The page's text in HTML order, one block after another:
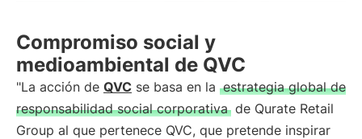
Compromiso social y
medioambiental de QVC
"La acción de QVC se basa en la estrategia global de
responsabilidad social corporativa de Qurate Retail
Group al que pertenece QVC, que pretende inspirar